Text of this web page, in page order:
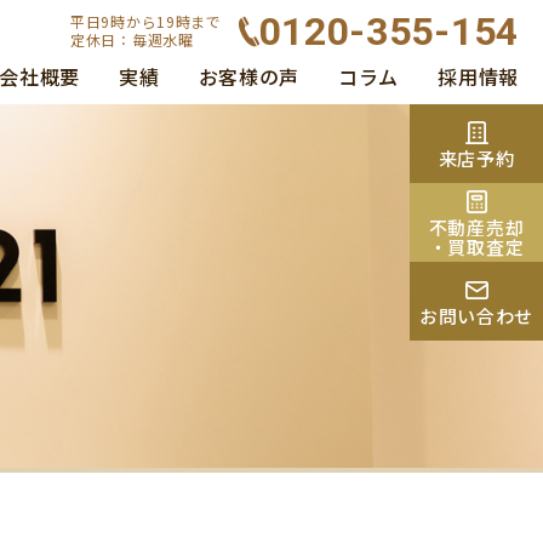
平日9時から19時まで
定休日：毎週水曜
0120-355-154
会社概要 実績 お客様の声 コラム 採用情報
来店予約
不動産売却
・買取査定
お問い合わせ